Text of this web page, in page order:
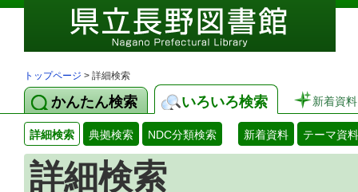
トップページ > 詳細検索
かんたん検索 いろいろ検索 新着資料
詳細検索 典拠検索 NDC分類検索 新着資料 テーマ資料
詳細検索